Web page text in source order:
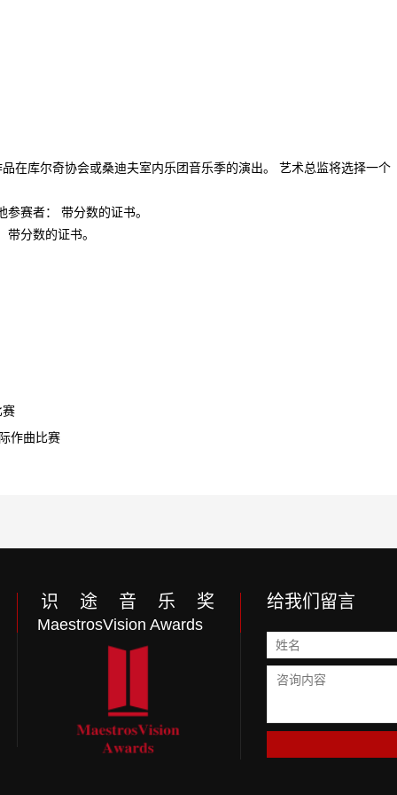
在库尔奇协会或桑迪夫室内乐团音乐季的演出。 艺术总监将选择一个
赛者： 带分数的证书。
分数的证书。
赛
作曲比赛
识 途 音 乐 奖
MaestrosVision Awards
给我们留言